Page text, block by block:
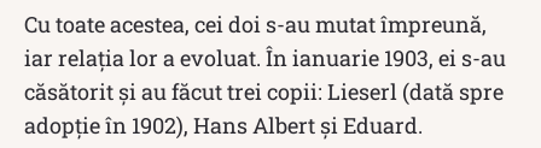
Cu toate acestea, cei doi s-au mutat împreună,
iar relația lor a evoluat. În ianuarie 1903, ei s-au
căsătorit și au făcut trei copii: Lieserl (dată spre
adopție în 1902), Hans Albert şi Eduard.